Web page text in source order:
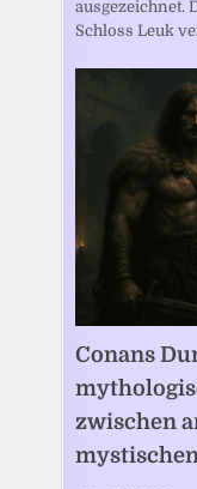
ausgezeichnet.
Schloss Leuk
Conans
zwischen